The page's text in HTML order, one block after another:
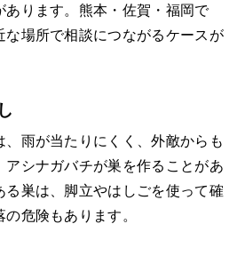
あります。熊本・佐賀・福岡で
な場所で相談につながるケースが
雨が当たりにくく、外敵からも
アシナガバチが巣を作ることがあ
る巣は、脚立やはしごを使って確
危険もあります。